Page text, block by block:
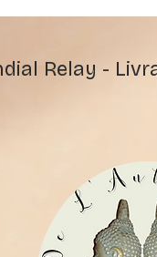
Relay -